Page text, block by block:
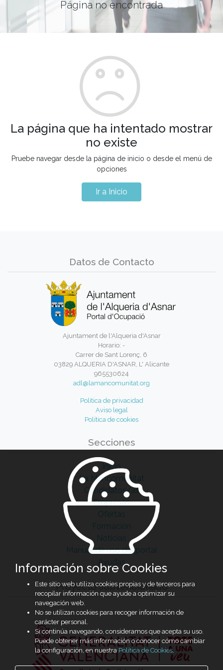
Página no encontrada
La página que ha intentado mostrar
no existe
Pruebe navegar desde la página de inicio o desde el menú de
opciones
Ir a Inicio
Datos de Contacto
Ajuntament de l'Alqueria d'Asnar
Horario: -
Carrer de Sant Lorenç, 6
03829 ALQUERIA D'ASNAR, L' Alicante
965530624
adl@lamancomunitat.org
Política de privacidad
Aviso legal
Política de cookies
Secciones
Inicio
La Mancomunitat
Candidatos/as
Empresas
Ofertas
Formación
Noticias
Manual de uso del portal
Ayudas
Proyecto subvencionado
Información sobre Cookies
Este sitio web utiliza cookies propias y de terceros para
recopilar información que ayude a optimizar su
navegación web.
No se utilizan cookies para recoger información de
carácter personal.
Si continúa navegando, consideramos que acepta su uso.
Puede obtener más información o conocer cómo cambiar
la configuración, en nuestra Política de Cookies.